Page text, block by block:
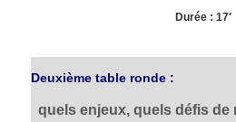
Durée : 17′
Deuxième table ronde :
quels enjeux, quels défis de